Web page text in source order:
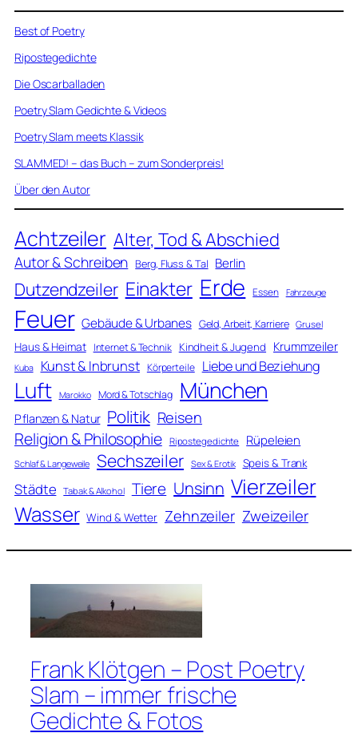
Best of Poetry
Ripostegedichte
Die Oscarballaden
Poetry Slam Gedichte & Videos
Poetry Slam meets Klassik
SLAMMED! – das Buch – zum Sonderpreis!
Über den Autor
Achtzeiler Alter, Tod & Abschied
Autor & Schreiben Berg, Fluss & Tal Berlin
Dutzendzeiler Einakter Erde Essen Fahrzeuge
Feuer Gebäude & Urbanes Geld, Arbeit, Karriere Grusel
Haus & Heimat Internet & Technik Kindheit & Jugend Krummzeiler
Kuba Kunst & Inbrunst Körperteile Liebe und Beziehung
Luft Marokko Mord & Totschlag München
Pflanzen & Natur Politik Reisen
Religion & Philosophie Ripostegedichte Rüpeleien
Schlaf & Langeweile Sechszeiler Sex & Erotik Speis & Trank
Städte Tabak & Alkohol Tiere Unsinn Vierzeiler
Wasser Wind & Wetter Zehnzeiler Zweizeiler
Frank Klötgen – Post Poetry
Slam – immer frische
Gedichte & Fotos